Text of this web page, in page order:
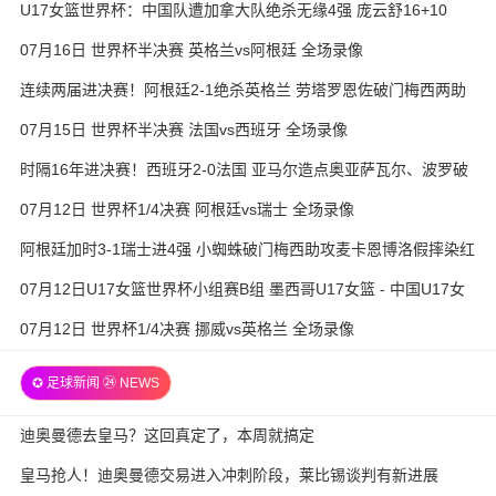
U17女篮世界杯：中国队遭加拿大队绝杀无缘4强 庞云舒16+10
07月16日 世界杯半决赛 英格兰vs阿根廷 全场录像
连续两届进决赛！阿根廷2-1绝杀英格兰 劳塔罗恩佐破门梅西两助
07月15日 世界杯半决赛 法国vs西班牙 全场录像
时隔16年进决赛！西班牙2-0法国 亚马尔造点奥亚萨瓦尔、波罗破
07月12日 世界杯1/4决赛 阿根廷vs瑞士 全场录像
阿根廷加时3-1瑞士进4强 小蜘蛛破门梅西助攻麦卡恩博洛假摔染红
07月12日U17女篮世界杯小组赛B组 墨西哥U17女篮 - 中国U17女
篮 全场录像
07月12日 世界杯1/4决赛 挪威vs英格兰 全场录像
✪ 足球新闻 ㉔ NEWS
迪奥曼德去皇马？这回真定了，本周就搞定
皇马抢人！迪奥曼德交易进入冲刺阶段，莱比锡谈判有新进展